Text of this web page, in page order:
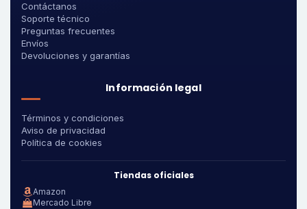
Contáctanos
Soporte técnico
Preguntas frecuentes
Envíos
Devoluciones y garantías
Información legal
Términos y condiciones
Aviso de privacidad
Política de cookies
Tiendas oficiales
Amazon
Mercado Libre